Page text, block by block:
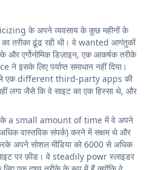
के अपने व्यवसाय के कुछ महीनों के
तरीका ढूंढ रही थी। वे wanted आगंतुकों
और एर्गोनोमिक डिज़ाइन, एक आकर्षक तरीके
इसके लिए पर्याप्त समाधान नहीं दिया।
एक different third-party apps की
लगा जैसे कि वे साइट का एक हिस्सा थे, और
के a small amount of time में वे अपने
वास्तविक संपर्क) करने में सक्षम थे और
अपने सोशल मीडिया को 6000 से अधिक
पर फ़ीड। वे steadily powr स्लाइडर